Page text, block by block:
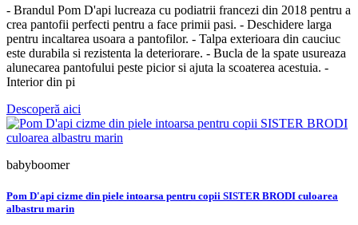
- Brandul Pom D'api lucreaza cu podiatrii francezi din 2018 pentru a
crea pantofii perfecti pentru a face primii pasi. - Deschidere larga
pentru incaltarea usoara a pantofilor. - Talpa exterioara din cauciuc
este durabila si rezistenta la deteriorare. - Bucla de la spate usureaza
alunecarea pantofului peste picior si ajuta la scoaterea acestuia. -
Interior din pi
Descoperă aici
babyboomer
Pom D'api cizme din piele intoarsa pentru copii SISTER BRODI culoarea
albastru marin